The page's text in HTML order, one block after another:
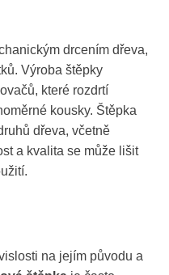
drcením dřeva,
Výroba štěpky
které rozdrtí
kousky. Štěpka
dřeva, včetně
a kvalita se může lišit
na jejím původu a